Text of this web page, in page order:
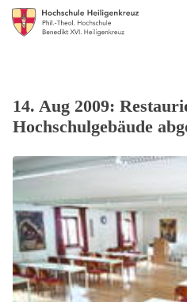
14. Aug 2009:
Hochschulgebäude